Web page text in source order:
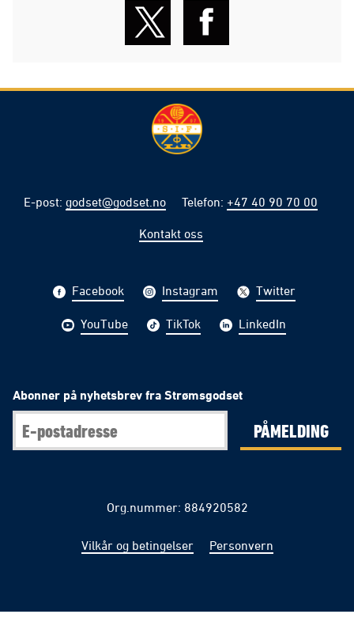
E-post: godset@godset.no Telefon: +47 40 90 70 00
Kontakt oss
Facebook Instagram Twitter
YouTube TikTok LinkedIn
Abonner på nyhetsbrev fra Strømsgodset
PÅMELDING
Org.nummer: 884920582
Vilkår og betingelser Personvern